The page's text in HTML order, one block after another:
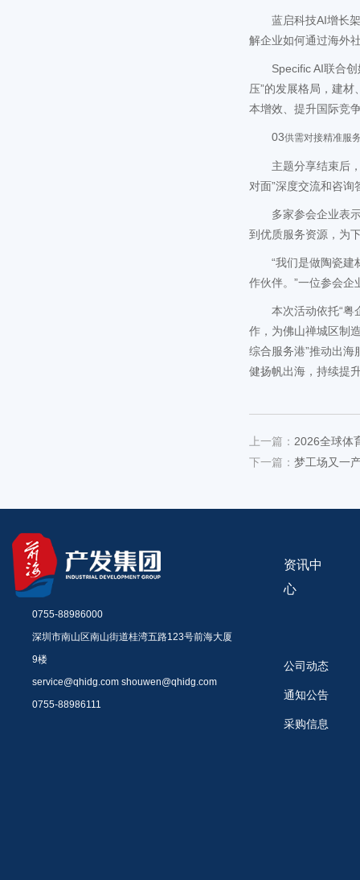
蓝启科技AI增长
解企业如何通过海外
Specific AI联合
压”的发展格局，建
本增效、提升国际竞
03供需对接精准服
主题分享结束后
对面”深度交流和咨
多家参会企业表
到优质服务资源，为
“我们是做陶瓷
作伙伴。”一位参会企
本次活动依托“粤
作，为佛山禅城区制
综合服务港”推动出
健扬帆出海，持续提
上一篇： 2026全球体
下一篇： 梦工场又一
0755-88986000
深圳市南山区南山街道桂湾五路123号前海大厦
9楼
service@qhidg.com shouwen@qhidg.com
0755-88986111
资讯中
心
公司动态
通知公告
采购信息